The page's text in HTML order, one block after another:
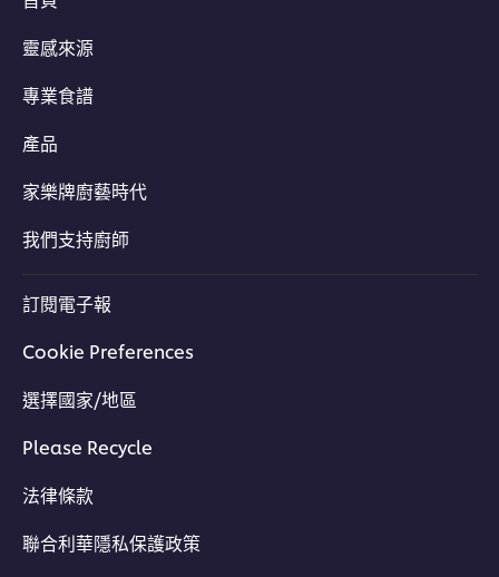
靈感來源
專業食譜
產品
家樂牌廚藝時代
我們支持廚師
訂閱電子報
Cookie Preferences
選擇國家/地區
Please Recycle
法律條款
聯合利華隱私保護政策